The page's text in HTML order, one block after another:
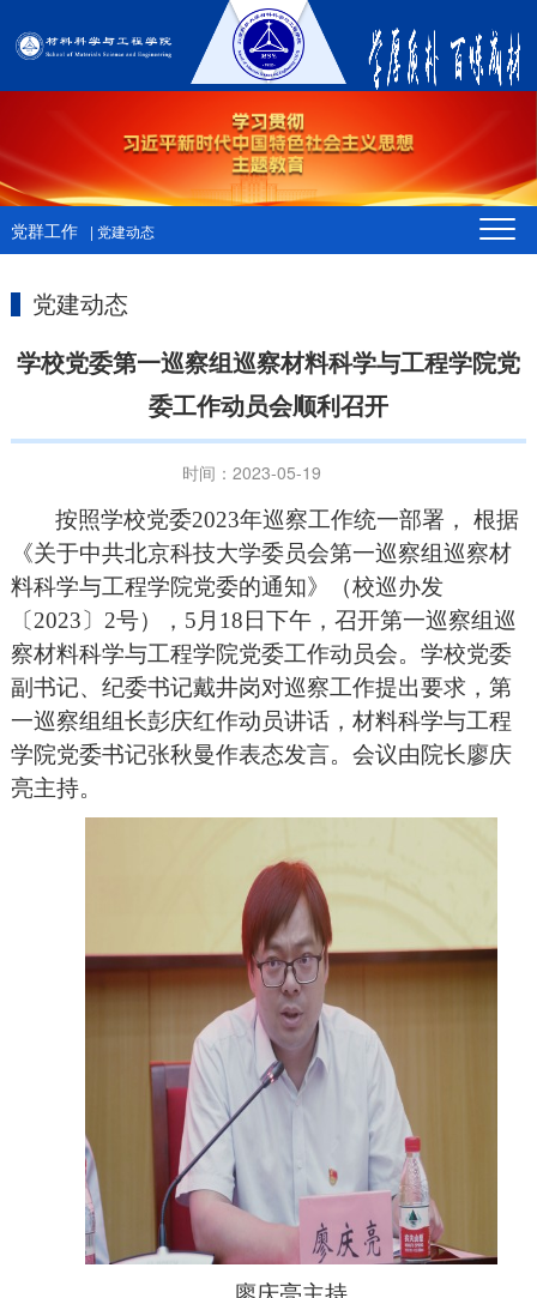
党群工作 | 党建动态
党建动态
学校党委第一巡察组巡察材料科学与工程学院党
委工作动员会顺利召开
时间：2023-05-19
按照学校党委2023年巡察工作统一部署， 根据
《关于中共北京科技大学委员会第一巡察组巡察材
料科学与工程学院党委的通知》（校巡办发
〔2023〕2号），5月18日下午，召开第一巡察组巡
察材料科学与工程学院党委工作动员会。学校党委
副书记、纪委书记戴井岗对巡察工作提出要求，第
一巡察组组长彭庆红作动员讲话，材料科学与工程
学院党委书记张秋曼作表态发言。会议由院长廖庆
亮主持。